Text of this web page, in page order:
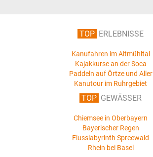
TOP ERLEBNISSE
Kanufahren im Altmühltal
Kajakkurse an der Soca
Paddeln auf Örtze und Aller
Kanutour im Ruhrgebiet
TOP GEWÄSSER
Chiemsee in Oberbayern
Bayerischer Regen
Flusslabyrinth Spreewald
Rhein bei Basel